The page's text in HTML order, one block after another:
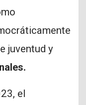
juventud y
el